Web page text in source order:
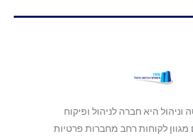
היא חברה לניהול ופיקוח
לקוחות רחב מחברות פרטיות